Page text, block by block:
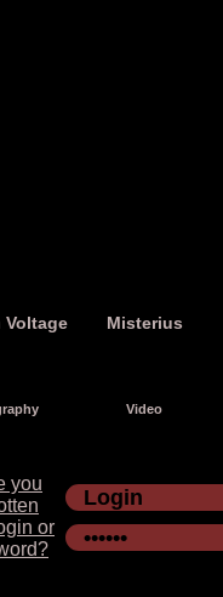
Voltage Misterius
Video
you
or